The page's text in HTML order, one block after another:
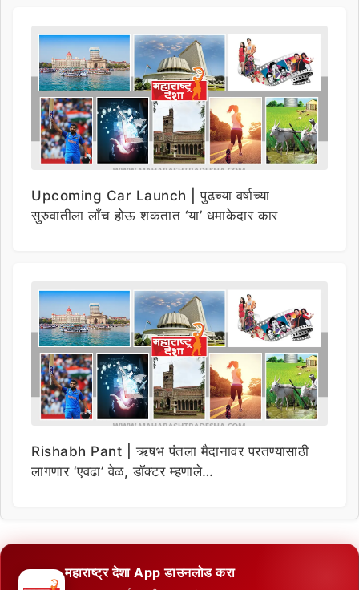
Upcoming Car Launch | पुढच्या वर्षाच्या
सुरुवातीला लाँच होऊ शकतात ‘या’ धमाकेदार कार
Rishabh Pant | ऋषभ पंतला मैदानावर परतण्यासाठी
लागणार ‘एवढा’ वेळ, डॉक्टर म्हणाले…
महाराष्ट्र देशा App डाउनलोड करा